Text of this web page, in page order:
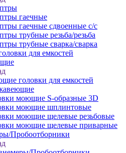
гаечные
гаечные сдвоенные c/c
трубные резьба/резьба
трубные сварка/сварка
для емкостей
головки для емкостей
моющие S-образные 3D
моющие шплинтовые
моющие щелевые резьбовые
моющие щелевые приварные
Пробоотборники